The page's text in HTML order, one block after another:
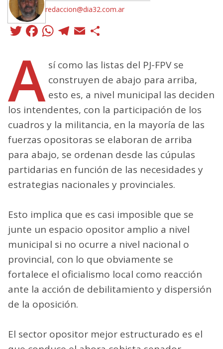
redaccion@dia32.com.ar
Twitter
Facebook
WhatsApp
Telegram
Email
A sí como las listas del PJ-FPV se
construyen de abajo para arriba,
esto es, a nivel municipal las deciden
los intendentes, con la participación de los
cuadros y la militancia, en la mayoría de las
fuerzas opositoras se elaboran de arriba
para abajo, se ordenan desde las cúpulas
partidarias en función de las necesidades y
estrategias nacionales y provinciales.
Esto implica que es casi imposible que se
junte un espacio opositor amplio a nivel
municipal si no ocurre a nivel nacional o
provincial, con lo que obviamente se
fortalece el oficialismo local como reacción
ante la acción de debilitamiento y dispersión
de la oposición.
El sector opositor mejor estructurado es el